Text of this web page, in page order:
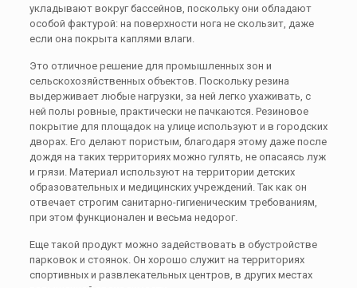
укладывают вокруг бассейнов, поскольку они обладают
особой фактурой: на поверхности нога не скользит, даже
если она покрыта каплями влаги.
Это отличное решение для промышленных зон и
сельскохозяйственных объектов. Поскольку резина
выдерживает любые нагрузки, за ней легко ухаживать, с
ней полы ровные, практически не пачкаются. Резиновое
покрытие для площадок на улице используют и в городских
дворах. Его делают пористым, благодаря этому даже после
дождя на таких территориях можно гулять, не опасаясь луж
и грязи. Материал используют на территории детских
образовательных и медицинских учреждений. Так как он
отвечает строгим санитарно-гигиеническим требованиям,
при этом функционален и весьма недорог.
Еще такой продукт можно задействовать в обустройстве
парковок и стоянок. Он хорошо служит на территориях
спортивных и развлекательных центров, в других местах